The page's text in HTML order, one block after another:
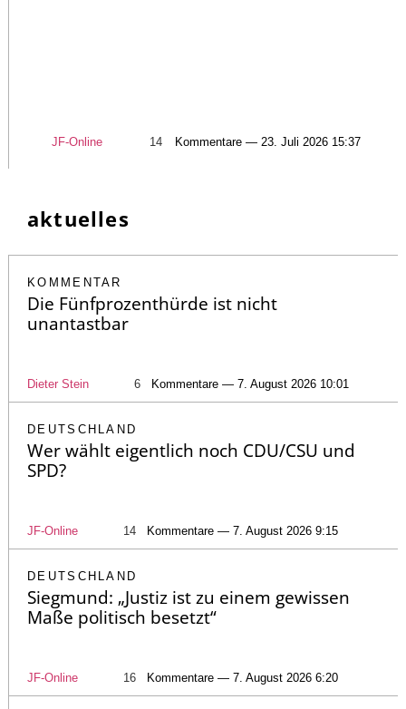
JF-Online 14 Kommentare — 23. Juli 2026 15:37
aktuelles
KOMMENTAR
Die Fünfprozenthürde ist nicht
unantastbar
Dieter Stein 6 Kommentare — 7. August 2026 10:01
DEUTSCHLAND
Wer wählt eigentlich noch CDU/CSU und
SPD?
JF-Online 14 Kommentare — 7. August 2026 9:15
DEUTSCHLAND
Siegmund: „Justiz ist zu einem gewissen
Maße politisch besetzt“
JF-Online 16 Kommentare — 7. August 2026 6:20